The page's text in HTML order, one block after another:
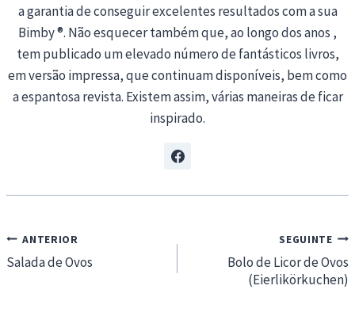
a garantia de conseguir excelentes resultados com a sua
Bimby ®. Não esquecer também que, ao longo dos anos ,
tem publicado um elevado número de fantásticos livros,
em versão impressa, que continuam disponíveis, bem como
a espantosa revista. Existem assim, várias maneiras de ficar
inspirado.
Navegação
de
ANTERIOR
Salada de Ovos
SEGUINTE
Bolo de Licor de Ovos
(Eierlikörkuchen)